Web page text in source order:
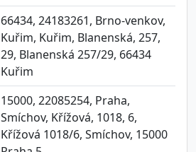
66434, 24183261, Brno-venkov,
Kuřim, Kuřim, Blanenská, 257,
29, Blanenská 257/29, 66434
Kuřim
15000, 22085254, Praha,
Smíchov, Křížová, 1018, 6,
Křížová 1018/6, Smíchov, 15000